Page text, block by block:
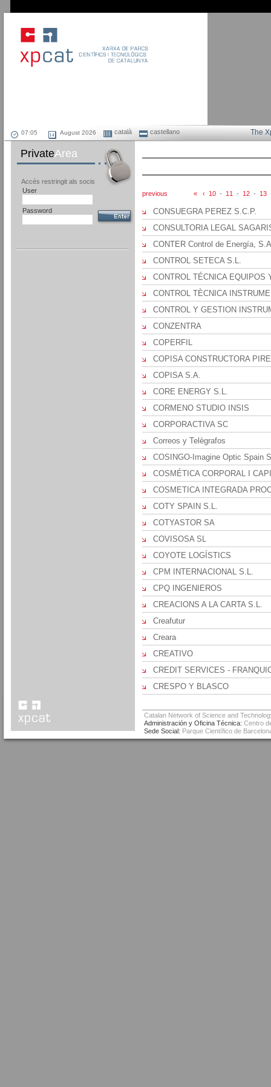
August 2026 català castellano The
PrivateArea
Accés restringit als socis
User
Password
previous « ‹ 10 - 11 - 12 - 13
CONSUEGRA PEREZ S.C.P.
CONSULTORIA LEGAL
CONTER Control de Energía,
CONTROL SETECA S.L.
CONTROL TÉCNICA EQUIPOS
CONTROL TÈCNICA
CONTROL Y GESTION
CONZENTRA
COPERFIL
COPISA CONSTRUCTORA
COPISA S.A.
CORE ENERGY S.L.
CORMENO STUDIO INSIS
CORPORACTIVA SC
Correos y Telègrafos
COSINGO-Imagine Optic Spain
COSMÉTICA CORPORAL I
COSMETICA INTEGRADA
COTY SPAIN S.L.
COTYASTOR SA
COVISOSA SL
COYOTE LOGÍSTICS
CPM INTERNACIONAL S.L.
CPQ INGENIEROS
CREACIONS A LA CARTA S.L.
Creafutur
Creara
CREATIVO
CREDIT SERVICES -
CRESPO Y BLASCO
Catalan Network of Science and
Administración y Oficina Técnica: Centro
Sede Social: Parque Científico de